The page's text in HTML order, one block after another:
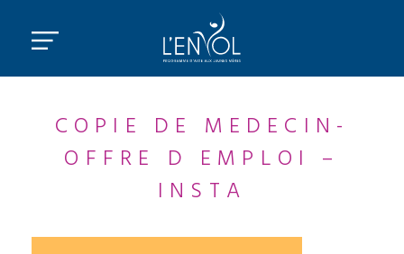
COPIE DE MEDECIN-
OFFRE D EMPLOI –
INSTA